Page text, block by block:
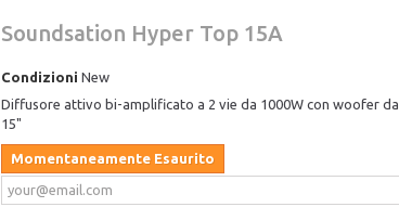
Soundsation Hyper Top 15A
Condizioni New
Diffusore attivo bi-amplificato a 2 vie da 1000W con woofer da
15"
Momentaneamente Esaurito